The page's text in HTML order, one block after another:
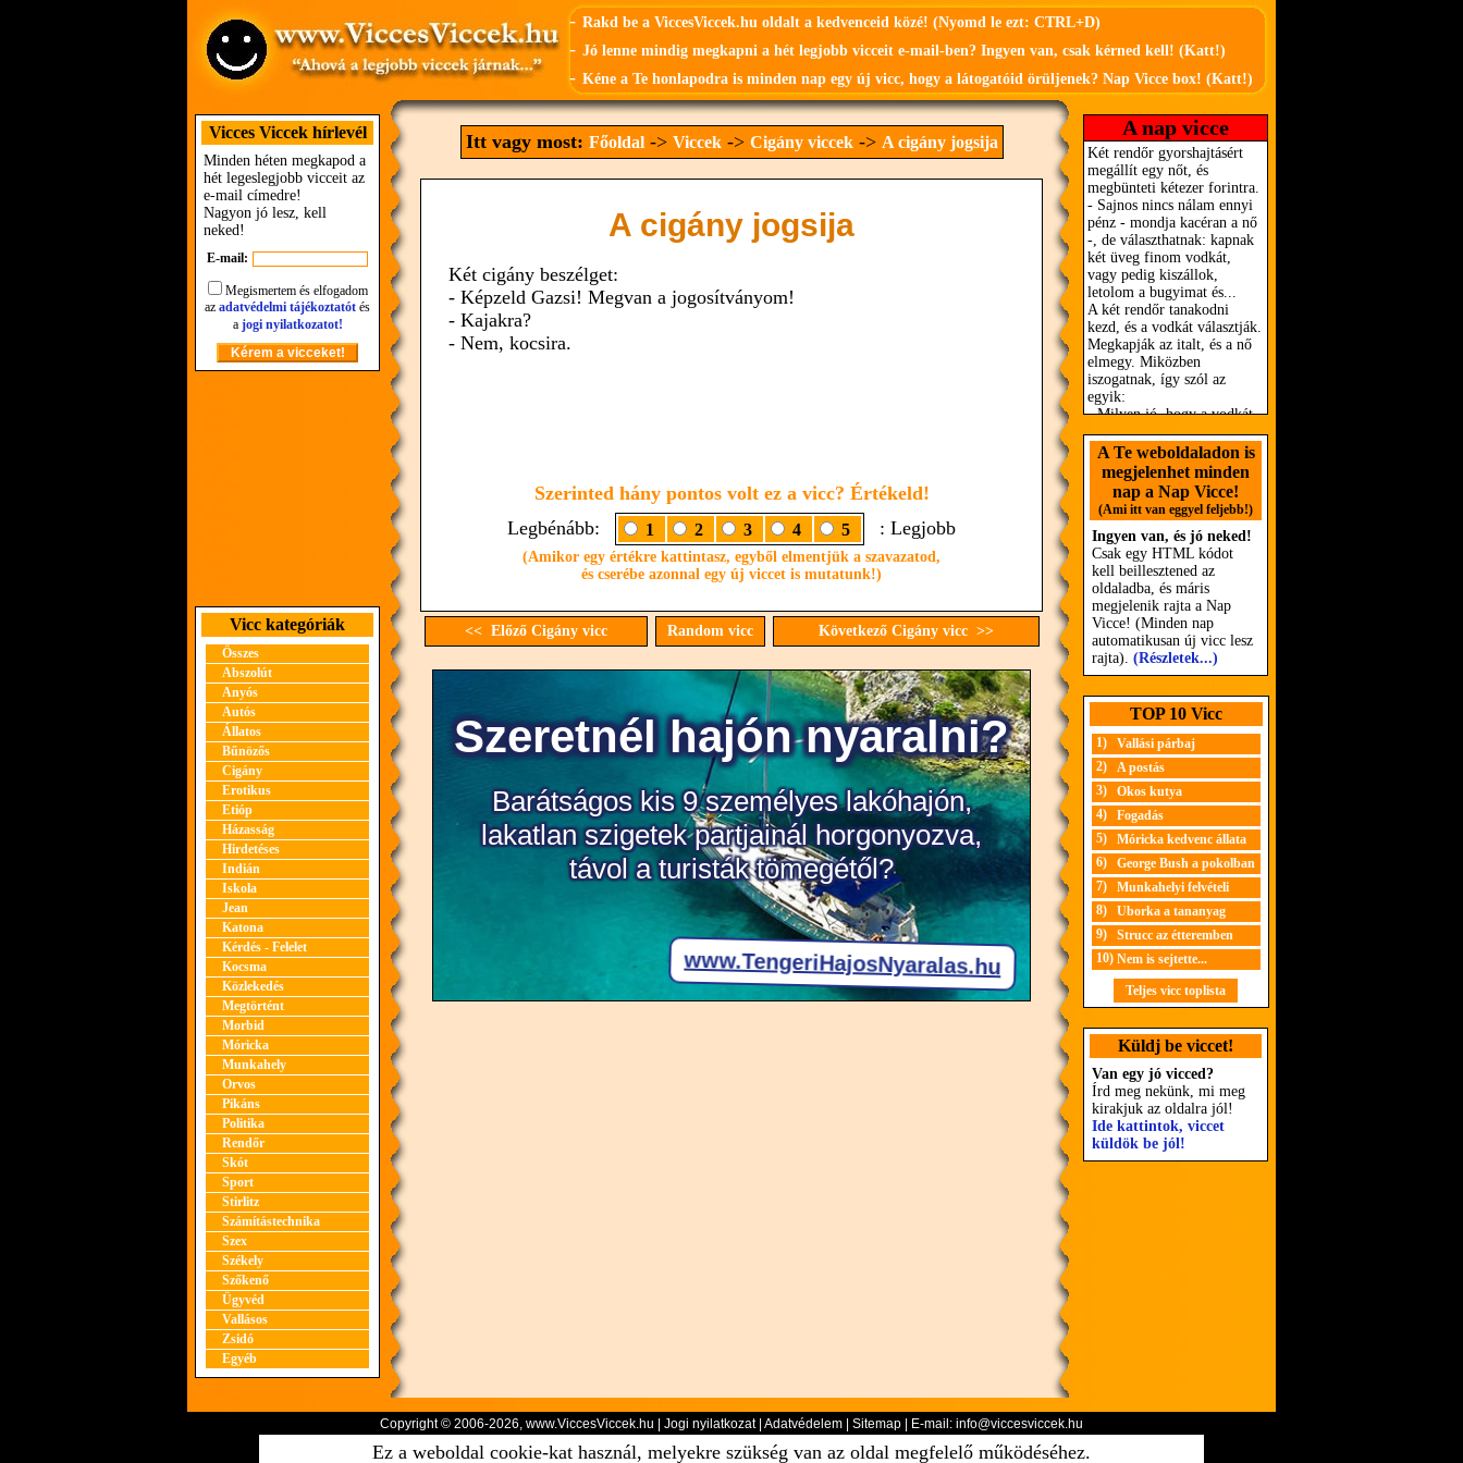
- Rakd be a ViccesViccek.hu oldalt a kedvenceid közé! (Nyomd le ezt: CTRL+D)
- Jó lenne mindig megkapni a hét legjobb vicceit e-mail-ben? Ingyen van, csak kérned kell! (Katt!)
- Kéne a Te honlapodra is minden nap egy új vicc, hogy a látogatóid örüljenek? Nap Vicce box! (Katt!)
Vicces Viccek hírlevél
Minden héten megkapod a
hét legeslegjobb vicceit az
e-mail címedre!
Nagyon jó lesz, kell
neked!
E-mail:
Megismertem és elfogadom
az adatvédelmi tájékoztatót és
a jogi nyilatkozatot!
Vicc kategóriák
Összes
Abszolút
Anyós
Autós
Állatos
Bűnözős
Cigány
Erotikus
Etióp
Házasság
Hirdetéses
Indián
Iskola
Jean
Katona
Kérdés - Felelet
Kocsma
Közlekedés
Megtörtént
Morbid
Móricka
Munkahely
Orvos
Pikáns
Politika
Rendőr
Skót
Sport
Stirlitz
Számítástechnika
Szex
Székely
Szőkenő
Ügyvéd
Vallásos
Zsidó
Egyéb
Itt vagy most: Főoldal-> Viccek-> Cigány viccek-> A cigány jogsija
A cigány jogsija
Két cigány beszélget:
- Képzeld Gazsi! Megvan a jogosítványom!
- Kajakra?
- Nem, kocsira.
Szerinted hány pontos volt ez a vicc? Értékeld!
Legbénább:
1 2 3 4 5 : Legjobb
(Amikor egy értékre kattintasz, egyből elmentjük a szavazatod,
és cserébe azonnal egy új viccet is mutatunk!)
<< Előző Cigány vicc Random vicc Következő Cigány vicc >>
A nap vicce
A Te weboldaladon is
megjelenhet minden
nap a Nap Vicce!
(Ami itt van eggyel feljebb!)
Ingyen van, és jó neked!
Csak egy HTML kódot
kell beillesztened az
oldaladba, és máris
megjelenik rajta a Nap
Vicce! (Minden nap
automatikusan új vicc lesz
rajta). (Részletek...)
TOP 10 Vicc
1)
Vallási párbaj
2)
A postás
3)
Okos kutya
4)
Fogadás
5)
Móricka kedvenc állata
6)
George Bush a pokolban
7)
Munkahelyi felvételi
8)
Uborka a tananyag
9)
Strucc az étteremben
10) Nem is sejtette...
Teljes vicc toplista
Küldj be viccet!
Van egy jó vicced?
Írd meg nekünk, mi meg
kirakjuk az oldalra jól!
Ide kattintok, viccet
küldök be jól!
Copyright © 2006-2026, www.ViccesViccek.hu | Jogi nyilatkozat| Adatvédelem Sitemap | E-mail: info@viccesviccek.hu
Ez a weboldal cookie-kat használ, melyekre szükség van az oldal megfelelő működéséhez.